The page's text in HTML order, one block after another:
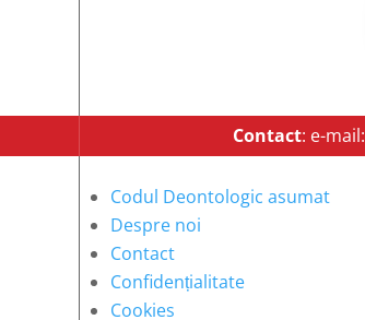
Contact: e-mail:
Codul Deontologic asumat
Despre noi
Contact
Confidențialitate
Cookies